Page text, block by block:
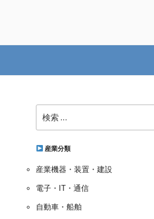
索:
産業分類
産業機器・装置・建設
電子・IT・通信
自動車・船舶